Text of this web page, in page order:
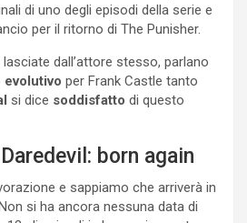
di uno degli episodi della serie e
per il ritorno di The Punisher.
dall’attore stesso, parlano
per Frank Castle tanto
si dice soddisfatto di questo
born again
e sappiamo che arriverà in
si ha ancora nessuna data di